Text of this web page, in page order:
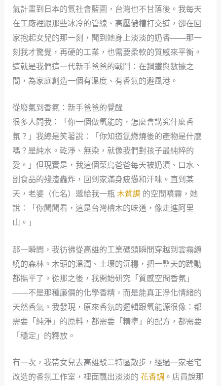
氣計畫到日本的氫社會藍圖，台灣也不甘落後。我每天
在工廠裡跟那些冰冷的管線、高壓儲槽打交道，卻在回
家抱起女兒的那一刻，聞到她身上淡淡的奶香——那一
刻我才驚覺，再硬的工業，也需要柔軟的質感來平衡。
這就是我們這一代新手爸爸的戰鬥：在鋼鐵與數據之
間，為家庭創造一個有溫度、有香氣的避風港。
從廢氣到香氣：新手爸爸的覺醒
很多人問我：「你一個做氫能的，怎麼會講究什麼香
氛？」我總是笑著說：「你知道氫燃燒後的產物是什麼
嗎？是純水。乾淨、無染，就像我們對孩子最純粹的
愛。」但現實是，我這個菜鳥爸爸每天被奶漬、口水、
副食品的殘渣轟炸，回到家滿身疲憊和汗味。直到某
天，老婆（化名）遞給我一瓶 木質調 的空間噴霧，她
說：「你聞聞看，這是台灣檜木的味道，像走進阿里
山。」
那一瞬間，我彷彿從高雄的工業碼頭瞬間穿越到雲霧繚
繞的森林。木頭的溫潤、土壤的沉穩，把一整天的躁動
都撫平了。從那之後，我開始研究「質感空間香氛」
——不是那種廉價的化學香精，而是能真正淨化情緒的
天然香氣。我發現，原來香氛的邏輯跟氫能源很像：都
需要「純淨」的原料，都需要「精準」的配方，都需要
「穩定」的釋放。
有一次，我帶女兒去高雄駁二特區散步，經過一家老宅
改造的香氛工作室，裡面飄出淡淡的 花香調 。店員說那